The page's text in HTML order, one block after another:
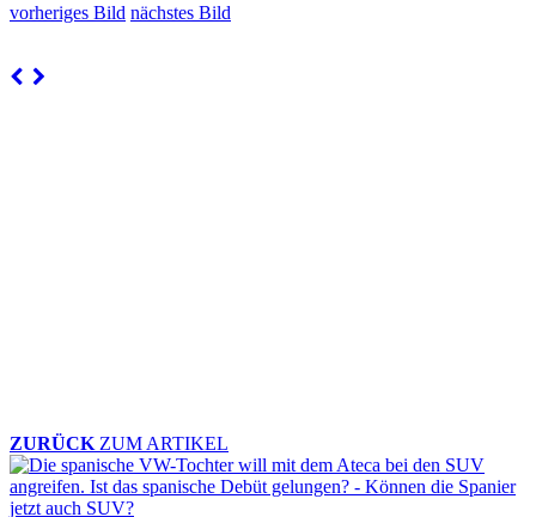
vorheriges Bild nächstes Bild
ZURÜCK ZUM ARTIKEL